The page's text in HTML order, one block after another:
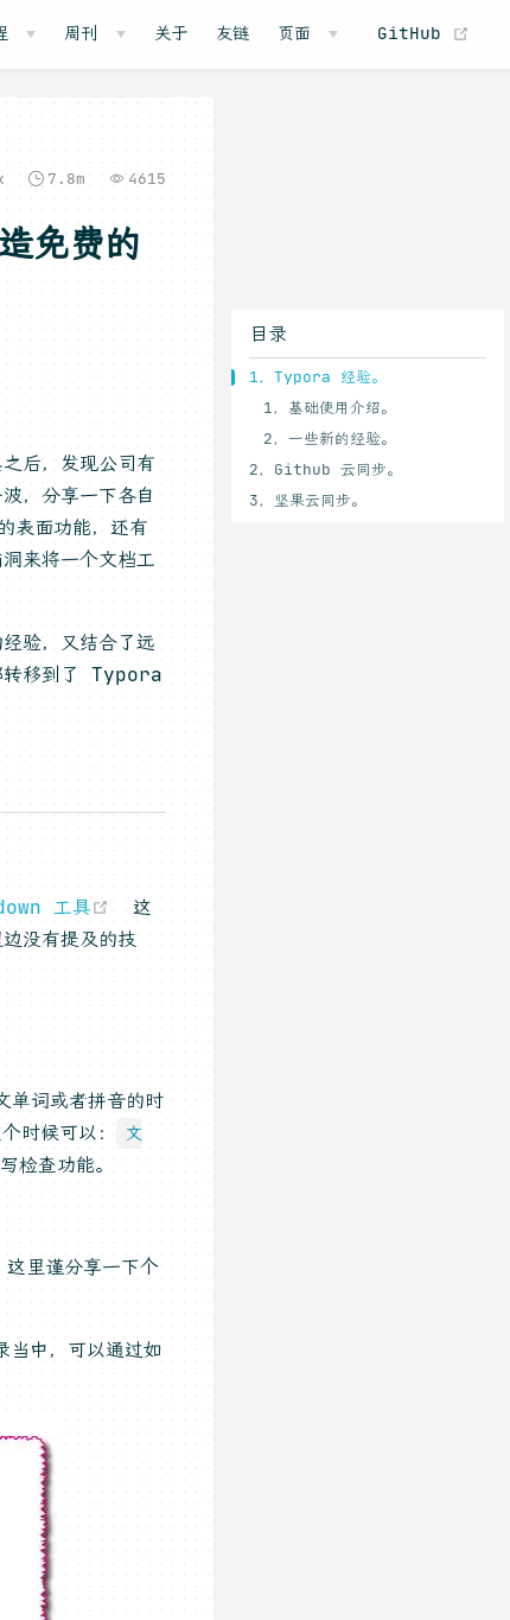
周刊 关于 友链 页面 GitHub
7.8m 4615
目录
1，Typora 经验。
1，基础使用介绍。
2，一些新的经验。
2，Github 云同步。
3，坚果云同步。
免费的
后，发现公司有
，分享一下各自
表面功能，还有
来将一个文档工
验，又结合了远
转移到了 Typora
工具 (opens new window)
这
没有提及的技
单词或者拼音的时
时候可以：
文
检查功能。
里谨分享一下个
当中，可以通过如